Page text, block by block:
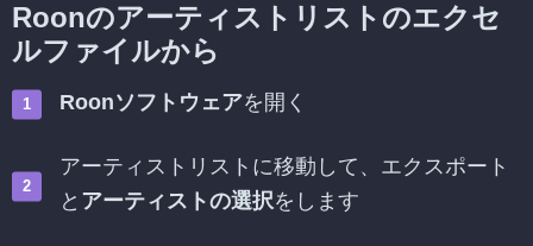
Roonのアーティストリストのエクセ
ルファイルから
Roonソフトウェアを開く
アーティストリストに移動して、エクスポート
と アーティストの選択をします